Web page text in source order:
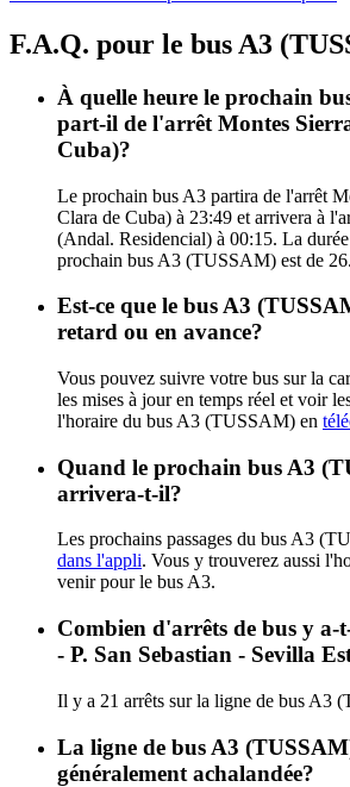
F.A.Q. pour le bus A3
À quelle heure le prochain
part-il de l'arrêt Montes
Cuba)?
Le prochain bus A3 partira de l'arrêt
Clara de Cuba) à 23:49 et arrivera à
(Andal. Residencial) à 00:15. La
prochain bus A3 (TUSSAM) est de 26.
Est-ce que le bus A3
retard ou en avance?
Vous pouvez suivre votre bus sur la
les mises à jour en temps réel et voir
l'horaire du bus A3 (TUSSAM) en
Quand le prochain bus A3
arrivera-t-il?
Les prochains passages du bus A3
dans l'appli. Vous y trouverez aussi
venir pour le bus A3.
Combien d'arrêts de bus y a-
- P. San Sebastian - Sevilla
Il y a 21 arrêts sur la ligne de bus A3
La ligne de bus A3
généralement achalandée?